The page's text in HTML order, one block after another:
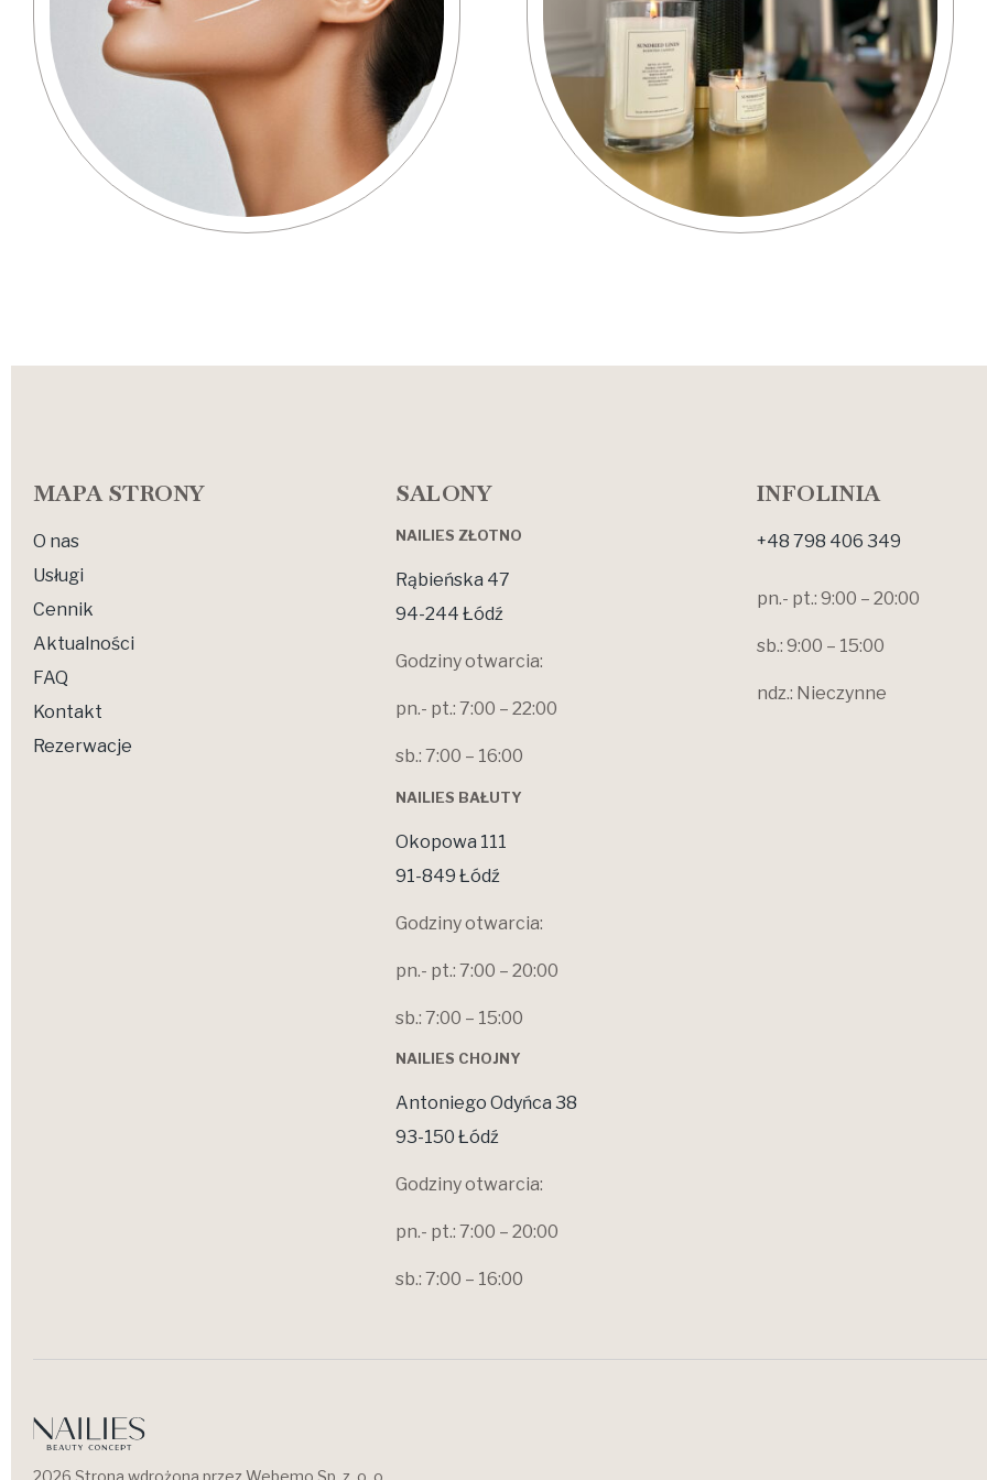
MAPA STRONY
O nas
Usługi
Cennik
Aktualności
FAQ
Kontakt
Rezerwacje
SALONY
NAILIES ZŁOTNO
Rąbieńska 47
94-244 Łódź
Godziny otwarcia:
pn.- pt.: 7:00 – 22:00
sb.: 7:00 – 16:00
NAILIES BAŁUTY
Okopowa 111
91-849 Łódź
Godziny otwarcia:
pn.- pt.: 7:00 – 20:00
sb.: 7:00 – 15:00
NAILIES CHOJNY
Antoniego Odyńca 38
93-150 Łódź
Godziny otwarcia:
pn.- pt.: 7:00 – 20:00
sb.: 7:00 – 16:00
INFOLINIA
+48 798 406 349
pn.- pt.: 9:00 – 20:00
sb.: 9:00 – 15:00
ndz.: Nieczynne